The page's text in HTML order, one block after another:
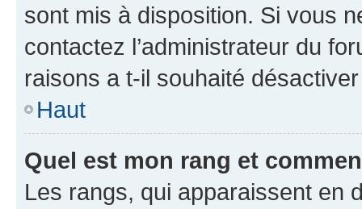
sont mis à disposition. Si vous
contactez l’administrateur du
raisons a t-il souhaité
Haut
Quel est mon rang et
Les rangs, qui apparaissent en